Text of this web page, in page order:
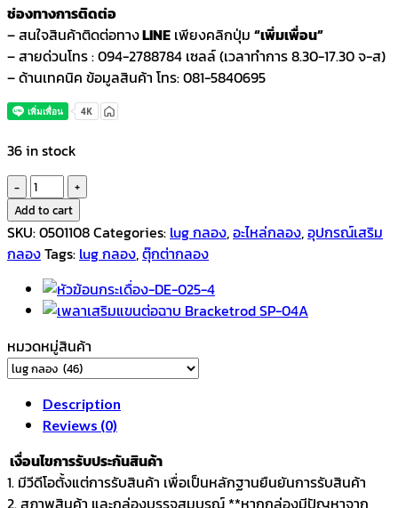
ช่องทางการติดต่อ
– สนใจสินค้าติดต่อทางLINE เพียงคลิกปุ่ม “เพิ่มเพื่อน”
– สายด่วนโทร : 094-2788784 เซลล์ (เวลาทำการ 8.30-17.30 จ-ส)
– ด้านเทคนิค ข้อมูลสินค้า โทร: 081-5840695
36 in stock
ตุ๊กตา
กลอง
Lug
F-
C05
ระ
รูน๊อต
3.5
ซม.
(35
กลอง
ทอม
Add to cart
SKU:0501108Categories: lug กลอง,อะไหล่กลอง,อุปกรณ์เสริม
กลองTags: lug กลอง,ตุ๊กต่ากลอง
หมวดหมู่สินค้า
Description
Reviews (0)
เงื่อนไขการรับประกันสินค้า
1. มีวีดีโอตั้งแต่การรับสินค้า เพื่อเป็นหลักฐานยืนยันการรับสินค้า
2. สภาพสินค้า และกล่องบรรจุสมบูรณ์ **หากกล่องมีปัญหาจาก